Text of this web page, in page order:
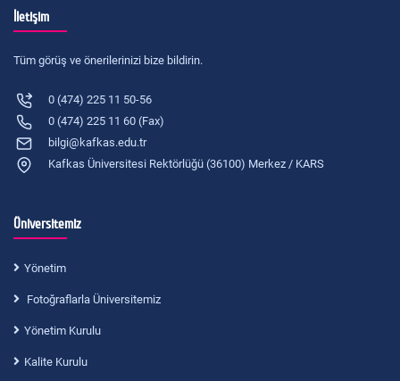
İletişim
Tüm görüş ve önerilerinizi bize bildirin.
0 (474) 225 11 50-56
0 (474) 225 11 60 (Fax)
bilgi@kafkas.edu.tr
Kafkas Üniversitesi Rektörlüğü (36100) Merkez / KARS
Üniversitemiz
Yönetim
Fotoğraflarla Üniversitemiz
Yönetim Kurulu
Kalite Kurulu